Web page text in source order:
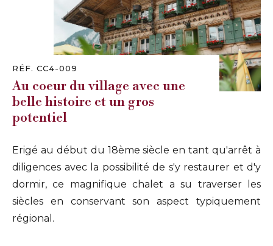
RÉF. CC4-009
Au coeur du village avec une
belle histoire et un gros
potentiel
Erigé au début du 18ème siècle en tant qu'arrêt à
diligences avec la possibilité de s'y restaurer et d'y
dormir, ce magnifique chalet a su traverser les
siècles en conservant son aspect typiquement
régional.